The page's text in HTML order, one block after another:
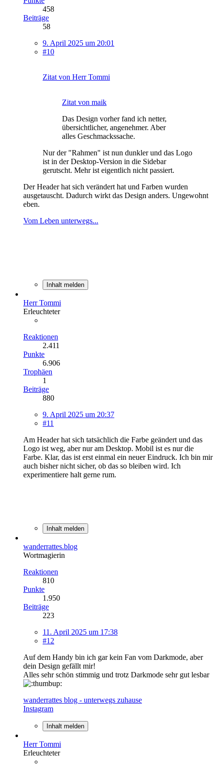
458
Beiträge
58
9. April 2025 um 20:01
#10
Zitat von Herr Tommi
Zitat von maik
Das Design vorher fand ich netter,
übersichtlicher, angenehmer. Aber
alles Geschmackssache.
Nur der "Rahmen" ist nun dunkler und das Logo
ist in der Desktop-Version in die Sidebar
gerutscht. Mehr ist eigentlich nicht passiert.
Der Header hat sich verändert hat und Farben wurden
ausgetauscht. Dadurch wirkt das Design anders. Ungewohnt
eben.
Vom Leben unterwegs...
Inhalt melden
Herr Tommi
Erleuchteter
Reaktionen
2.411
Punkte
6.906
Trophäen
1
Beiträge
880
9. April 2025 um 20:37
#11
Am Header hat sich tatsächlich die Farbe geändert und das
Logo ist weg, aber nur am Desktop. Mobil ist es nur die
Farbe. Klar, das ist erst einmal ein neuer Eindruck. Ich bin mir
auch bisher nicht sicher, ob das so bleiben wird. Ich
experimentiere halt gerne rum.
Inhalt melden
wanderrattes.blog
Wortmagierin
Reaktionen
810
Punkte
1.950
Beiträge
223
11. April 2025 um 17:38
#12
Auf dem Handy bin ich gar kein Fan vom Darkmode, aber
dein Design gefällt mir!
Alles sehr schön stimmig und trotz Darkmode sehr gut lesbar
wanderrattes blog - unterwegs zuhause
Instagram
Inhalt melden
Herr Tommi
Erleuchteter